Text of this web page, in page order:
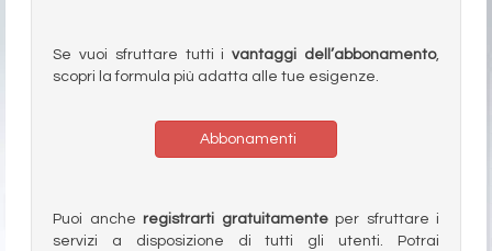
Se vuoi sfruttare tutti ivantaggi dell’abbonamento,
scopri la formula più adatta alle tue esigenze.
Abbonamenti
Puoi anche registrarti gratuitamenteper sfruttare i
servizi a disposizione di tutti gli utenti. Potrai